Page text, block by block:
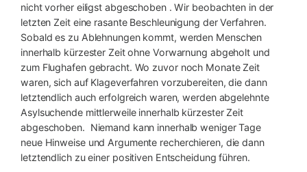
nicht vorher eiligst abgeschoben . Wir beobachten in der
letzten Zeit eine rasante Beschleunigung der Verfahren.
Sobald es zu Ablehnungen kommt, werden Menschen
innerhalb kürzester Zeit ohne Vorwarnung abgeholt und
zum Flughafen gebracht. Wo zuvor noch Monate Zeit
waren, sich auf Klageverfahren vorzubereiten, die dann
letztendlich auch erfolgreich waren, werden abgelehnte
Asylsuchende mittlerweile innerhalb kürzester Zeit
abgeschoben. Niemand kann innerhalb weniger Tage
neue Hinweise und Argumente recherchieren, die dann
letztendlich zu einer positiven Entscheidung führen.